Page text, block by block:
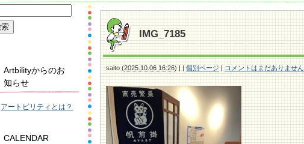
IMG_7185
saito (2025.10.06 16:26) | | 個別ページ | コメントはまだありません
Artbilityからのお
知らせ
アートビリティとは？
CALENDAR